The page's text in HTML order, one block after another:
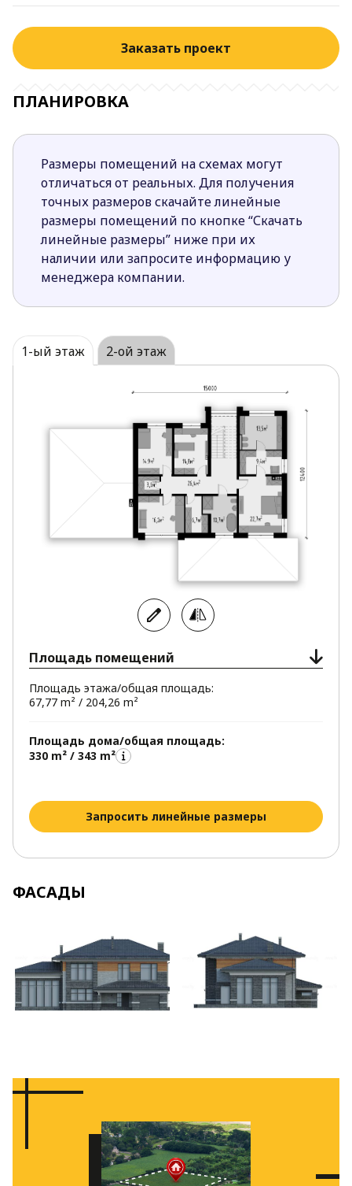
Заказать проект
ПЛАНИРОВКА
Размеры помещений на схемах могут
отличаться от реальных. Для получения
точных размеров скачайте линейные
размеры помещений по кнопке “Скачать
линейные размеры” ниже при их
наличии или запросите информацию у
менеджера компании.
1-ый этаж 2-ой этаж
Площадь помещений
Площадь этажа/общая площадь:
67,77 m² / 204,26 m²
Площадь дома/общая площадь:
330 m² / 343 m²
Запросить линейные размеры
ФАСАДЫ